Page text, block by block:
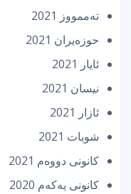
تەممووز 2021
حوزه‌یران 2021
ئایار 2021
نیسان 2021
ئازار 2021
شوبات 2021
كانونی دووه‌م 2021
كانونی یه‌كه‌م 2020